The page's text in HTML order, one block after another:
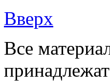
Вверх
Все